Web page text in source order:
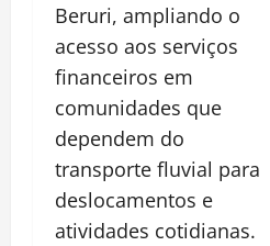
Beruri, ampliando o
acesso aos serviços
financeiros em
comunidades que
dependem do
transporte fluvial para
deslocamentos e
atividades cotidianas.